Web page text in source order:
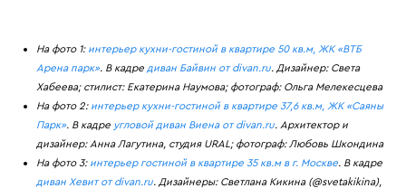
На фото 1: интерьер кухни-гостиной в квартире 50 кв.м, ЖК «ВТБ
Арена парк». В кадре диван Байвин от divan.ru. Дизайнер: Света
Хабеева; стилист: Екатерина Наумова; фотограф: Ольга Мелекесцева
На фото 2: интерьер кухни-гостиной в квартире 37,6 кв.м, ЖК «Саяны
Парк». В кадре угловой диван Виена от divan.ru. Архитектор и
дизайнер: Анна Лагутина, студия URAL; фотограф: Любовь Шкондина
На фото 3: интерьер гостиной в квартире 35 кв.м в г. Москве. В кадре
диван Хевит от divan.ru. Дизайнеры: Светлана Кикина (@svetakikina),